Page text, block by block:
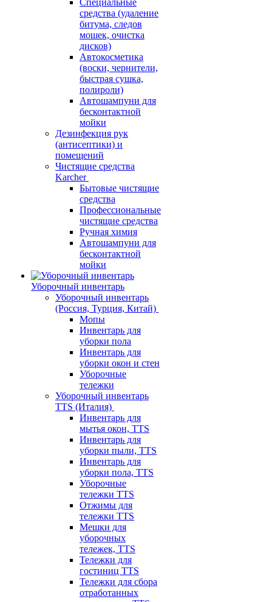
Специальные
средства (удаление
битума, следов
мошек, очистка
дисков)
Автокосметика
(воски, чернители,
быстрая сушка,
полироли)
Автошампуни для
бесконтактной
мойки
Дезинфекция рук
(антисептики) и
помещений
Чистящие средства
Karcher
Бытовые чистящие
средства
Профессиональные
чистящие средства
Ручная химия
Автошампуни для
бесконтактной
мойки
Уборочный инвентарь
Уборочный инвентарь
(Россия, Турция, Китай)
Мопы
Инвентарь для
уборки пола
Инвентарь для
уборки окон и стен
Уборочные
тележки
Уборочный инвентарь
TTS (Италия)
Инвентарь для
мытья окон, TTS
Инвентарь для
уборки пыли, TTS
Инвентарь для
уборки пола, TTS
Уборочные
тележки TTS
Отжимы для
тележки TTS
Мешки для
уборочных
тележек, TTS
Тележки для
гостиниц TTS
Тележки для сбора
отработанных